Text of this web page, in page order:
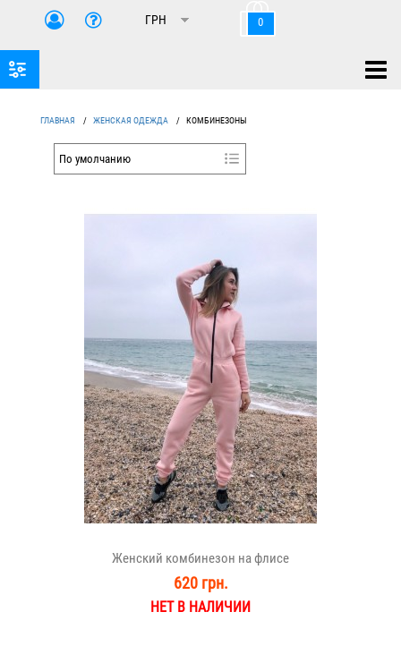
0
ГЛАВНАЯ / ЖЕНСКАЯ ОДЕЖДА / КОМБИНЕЗОНЫ
Женский комбинезон на флисе
620 грн.
НЕТ В НАЛИЧИИ